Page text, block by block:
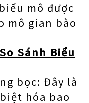
mô được
mô gian bào
Sánh Biểu
bọc: Đây là
hóa bao